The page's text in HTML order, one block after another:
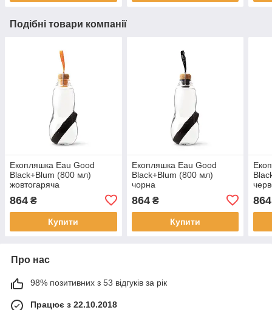
Подібні товари компанії
Екопляшка Eau Good
Black+Blum (800 мл)
жовтогаряча
864 ₴
Купити
Екопляшка Eau Good
Black+Blum (800 мл)
чорна
864₴
Купити
864
Про нас
98% позитивних з 53 відгуків за рік
Працює з 22.10.2018